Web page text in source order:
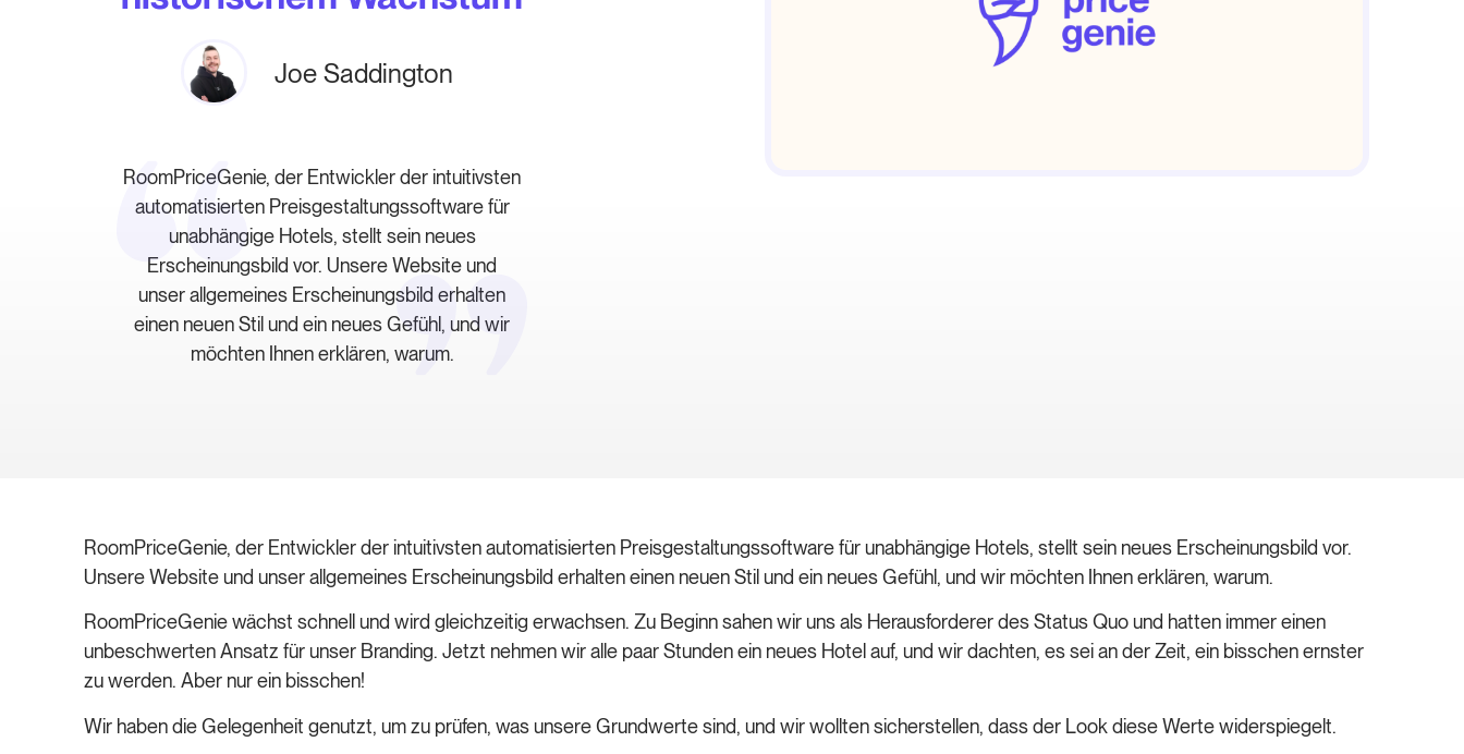
Joe Saddington
RoomPriceGenie, der Entwickler der intuitivsten
automatisierten Preisgestaltungssoftware für
unabhängige Hotels, stellt sein neues
Erscheinungsbild vor. Unsere Website und
unser allgemeines Erscheinungsbild erhalten
einen neuen Stil und ein neues Gefühl, und wir
möchten Ihnen erklären, warum.
RoomPriceGenie, der Entwickler der intuitivsten automatisierten Preisgestaltungssoftware für unabhängige Hotels, stellt sein neues Erscheinungsbild vor.
Unsere Website und unser allgemeines Erscheinungsbild erhalten einen neuen Stil und ein neues Gefühl, und wir möchten Ihnen erklären, warum.
RoomPriceGenie wächst schnell und wird gleichzeitig erwachsen. Zu Beginn sahen wir uns als Herausforderer des Status Quo und hatten immer einen
unbeschwerten Ansatz für unser Branding. Jetzt nehmen wir alle paar Stunden ein neues Hotel auf, und wir dachten, es sei an der Zeit, ein bisschen ernster
zu werden. Aber nur ein bisschen!
Wir haben die Gelegenheit genutzt, um zu prüfen, was unsere Grundwerte sind, und wir wollten sicherstellen, dass der Look diese Werte widerspiegelt.